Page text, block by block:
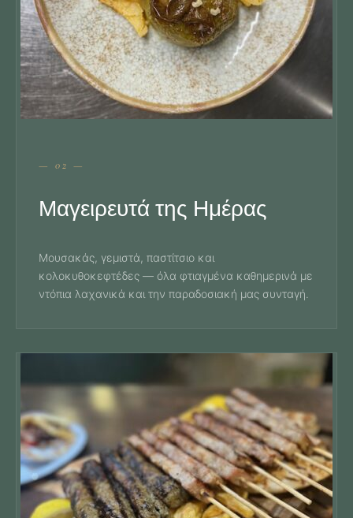
— 02 —
Μαγειρευτά της Ημέρας
Μουσακάς, γεμιστά, παστίτσιο και
κολοκυθοκεφτέδες — όλα φτιαγμένα καθημερινά με
ντόπια λαχανικά και την παραδοσιακή μας συνταγή.